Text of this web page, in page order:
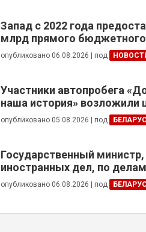
Запад с 2022 года
млрд прямого бюджетного
финансирования — глава
Украины
опубликовано 06.08.2026 под
Участники автопробега
наша история» возложили
Брестской крепости
опубликовано 05.08.2026 под
Государственный
иностранных дел, по
общин за рубежом и
Алжира возложил венок к
опубликовано 06.08.2026 под